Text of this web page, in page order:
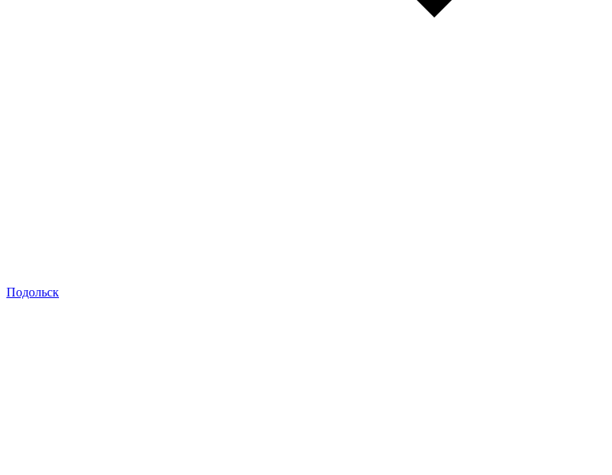
Подольск